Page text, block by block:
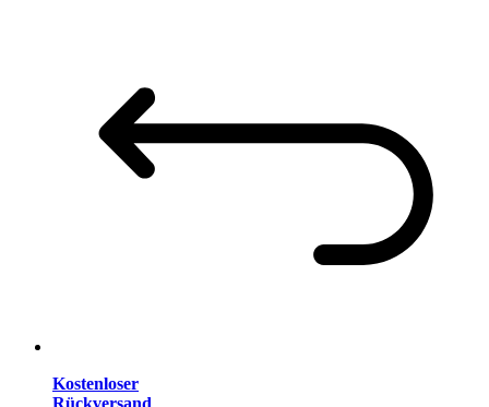
Kostenloser
Rückversand